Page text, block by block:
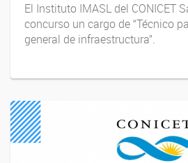
El Instituto IMASL del CONICET
concurso un cargo de “Técnico
general de infraestructura”.